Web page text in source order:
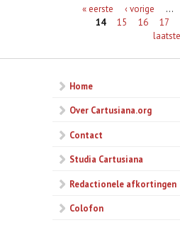
Pagina's« eerste ‹ vorige …
14
15 16 17
Home
Over Cartusiana.org
Contact
Studia Cartusiana
Redactionele afkortingen
Colofon